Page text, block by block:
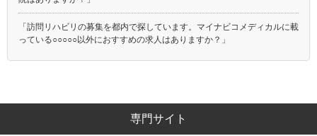
「訪問リハビリの募集を都内で探しています。マイナビコメディカルに載
っている○○○○○以外におすすめの求人はありますか？」
専門サイト